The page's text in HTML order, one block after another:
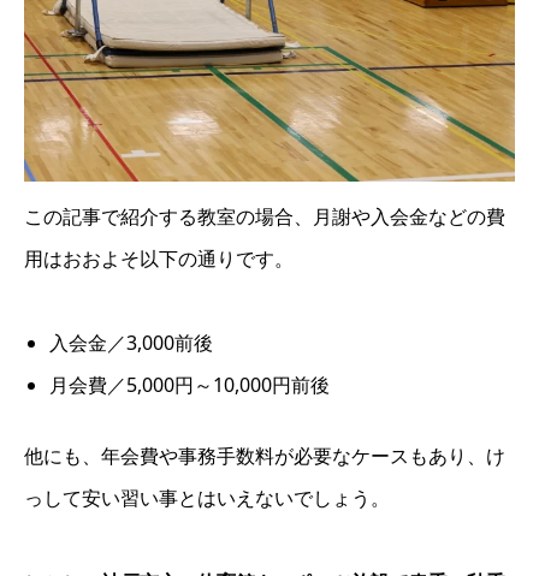
この記事で紹介する教室の場合、月謝や入会金などの費
用はおおよそ以下の通りです。
入会金／3,000前後
月会費／5,000円～10,000円前後
他にも、年会費や事務手数料が必要なケースもあり、け
っして安い習い事とはいえないでしょう。